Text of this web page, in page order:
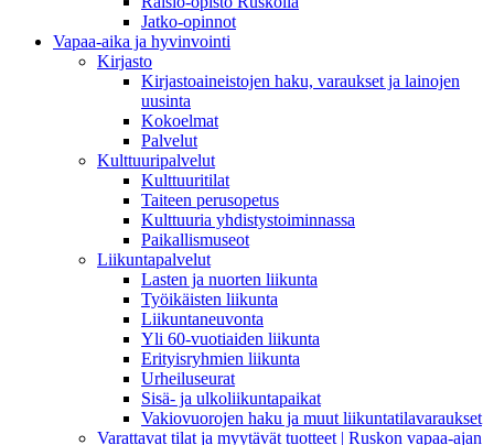
Jatko-opinnot
Vapaa-aika ja hyvinvointi
Kirjasto
Kirjastoaineistojen haku, varaukset ja lainojen
uusinta
Kokoelmat
Palvelut
Kulttuuripalvelut
Kulttuuritilat
Taiteen perusopetus
Kulttuuria yhdistystoiminnassa
Paikallismuseot
Liikuntapalvelut
Lasten ja nuorten liikunta
Työikäisten liikunta
Liikuntaneuvonta
Yli 60-vuotiaiden liikunta
Erityisryhmien liikunta
Urheiluseurat
Sisä- ja ulkoliikuntapaikat
Vakiovuorojen haku ja muut liikuntatilavaraukset
Varattavat tilat ja myytävät tuotteet | Ruskon vapaa-ajan